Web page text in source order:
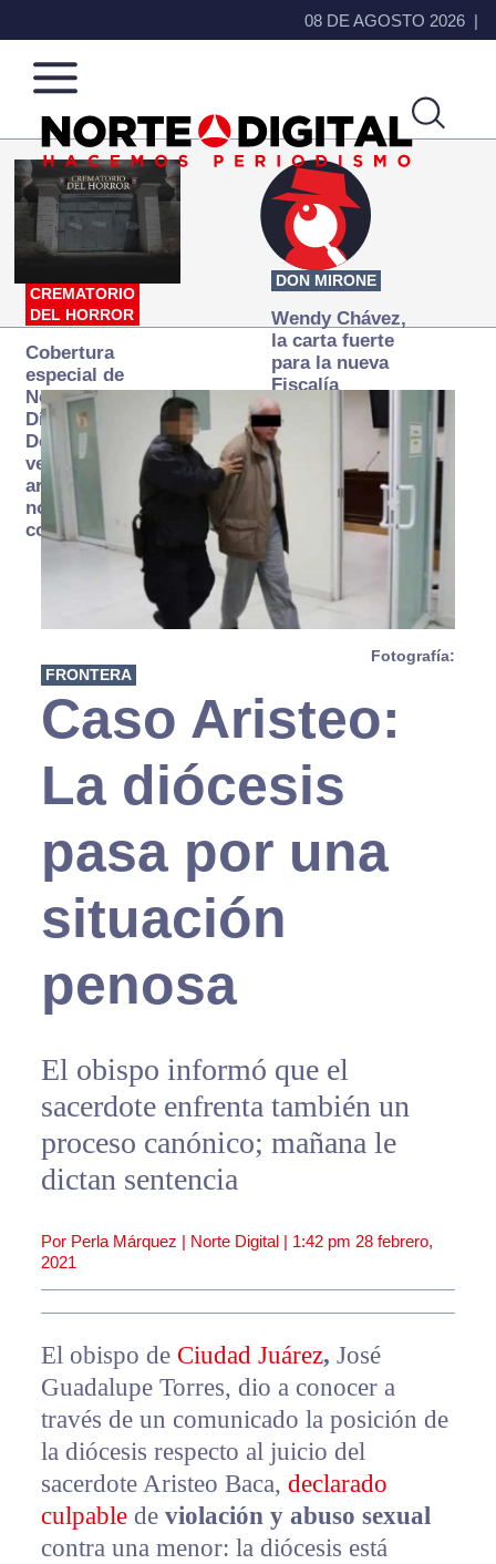
08 DE AGOSTO 2026
Norte
de
Ciudad
Más
que
noticias,
hacemos periodismo
CREMATORIO
DEL HORROR
Cobertura
especial de
Norte
Digital:
Donde la
verdad
arde… pero
no se
consume
DON MIRONE
Wendy Chávez,
la carta fuerte
para la nueva
Fiscalía
autónoma
Fotografía:
FRONTERA
Caso Aristeo:
La diócesis
pasa por una
situación
penosa
El obispo informó que el
sacerdote enfrenta también un
proceso canónico; mañana le
dictan sentencia
Por Perla Márquez | Norte Digital | 1:42 pm 28 febrero,
2021
El obispo deCiudad Juárez, José
Guadalupe Torres, dio a conocer a
través de un comunicado la posición de
la diócesis respecto al juicio del
sacerdote Aristeo Baca, declarado
culpablede violación y abuso sexual
contra una menor: la diócesis está